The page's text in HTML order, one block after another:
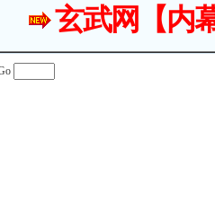
玄武网【内